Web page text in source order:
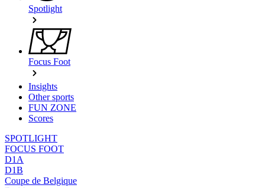
Spotlight
Focus Foot
Insights
Other sports
FUN ZONE
Scores
SPOTLIGHT
FOCUS FOOT
D1A
D1B
Coupe de Belgique